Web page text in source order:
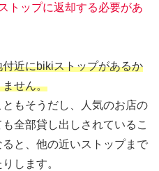
トップに返却する必要があ
近にbikiストップがあるか
ません。
もそうだし、人気のお店の
全部貸し出しされているこ
と、他の近いストップまで
します。